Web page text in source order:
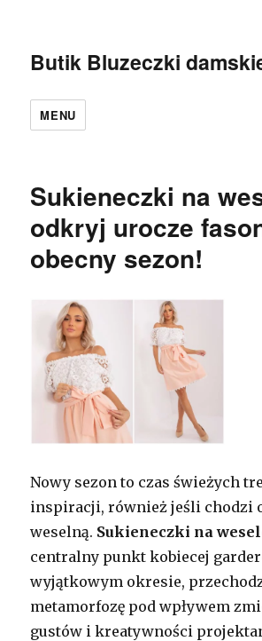
Butik Bluzeczki
MENU
Sukieneczki na
odkryj urocze
obecny sezon!
Nowy sezon to czas świeżych
inspiracji, również jeśli chodzi
weselną. Sukieneczki na
centralny punkt kobiecej
wyjątkowym okresie,
metamorfozę pod wpływem
gustów i kreatywności